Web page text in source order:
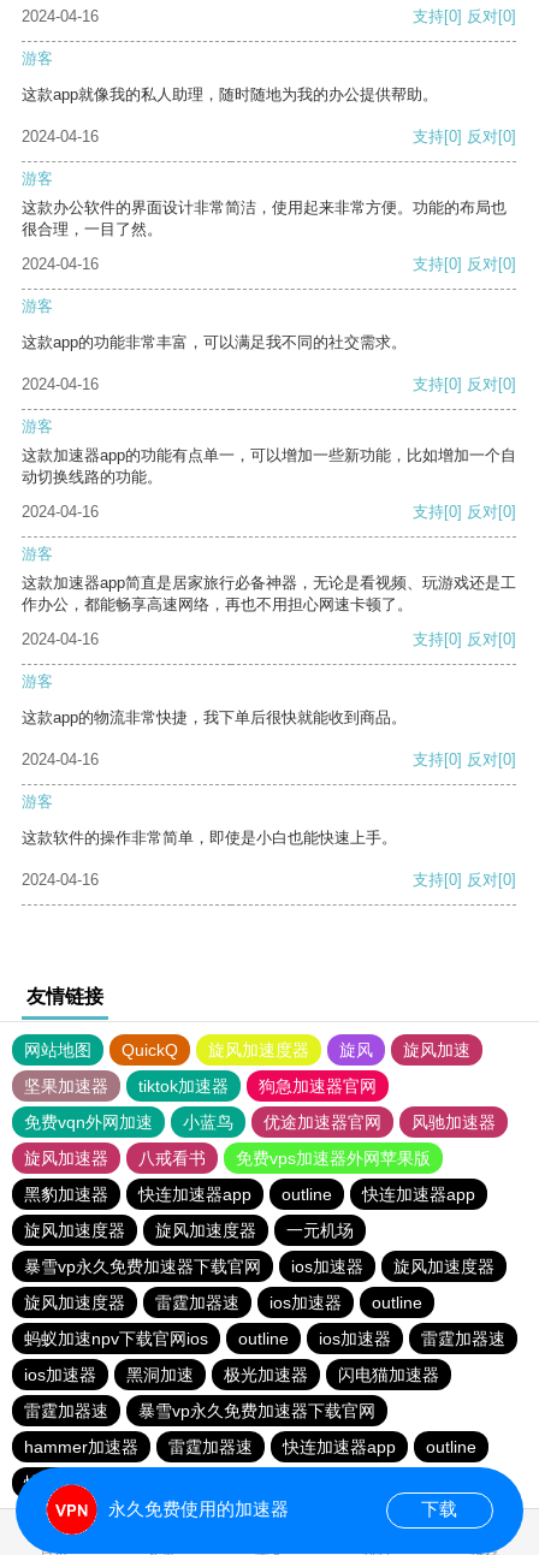
2024-04-16
支持[0] 反对[0]
游客
这款app就像我的私人助理，随时随地为我的办公提供帮助。
2024-04-16 支持[0] 反对[0]
游客
这款办公软件的界面设计非常简洁，使用起来非常方便。功能的布局也
很合理，一目了然。
2024-04-16
支持[0] 反对[0]
游客
这款app的功能非常丰富，可以满足我不同的社交需求。
2024-04-16 支持[0] 反对[0]
游客
这款加速器app的功能有点单一，可以增加一些新功能，比如增加一个自
动切换线路的功能。
2024-04-16
支持[0] 反对[0]
游客
这款加速器app简直是居家旅行必备神器，无论是看视频、玩游戏还是工
作办公，都能畅享高速网络，再也不用担心网速卡顿了。
2024-04-16
支持[0] 反对[0]
游客
这款app的物流非常快捷，我下单后很快就能收到商品。
2024-04-16 支持[0] 反对[0]
游客
这款软件的操作非常简单，即使是小白也能快速上手。
2024-04-16 支持[0] 反对[0]
友情链接
网站地图 QuickQ 旋风加速度器 旋风
旋风加速
坚果加速器
tiktok加速器
狗急加速器官网
免费vqn外网加速
小蓝鸟 优途加速器官网
风驰加速器
旋风加速器
八戒看书
免费vps加速器外网苹果版
黑豹加速器
快连加速器app outline
快连加速器app
旋风加速度器
旋风加速度器
一元机场
暴雪vp永久免费加速器下载官网
ios加速器
旋风加速度器
旋风加速度器
雷霆加器速 ios加速器
outline
蚂蚁加速npv下载官网ios
outline ios加速器
雷霆加器速
ios加速器
黑洞加速 极光加速器
闪电猫加速器
雷霆加器速
暴雪vp永久免费加速器下载官网
hammer加速器
雷霆加器速 快连加速器app
outline
快连加速器app
永久免费使用的加速器 下载